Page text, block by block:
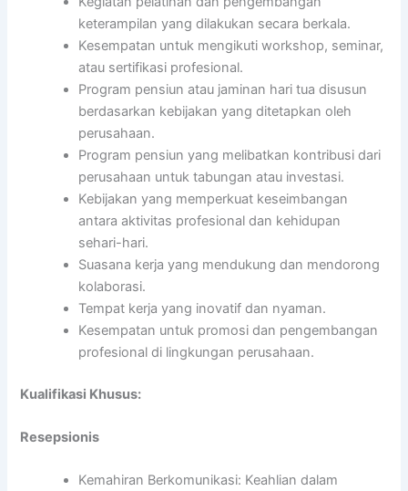
keterampilan yang dilakukan secara berkala.
Kesempatan untuk mengikuti workshop, seminar,
atau sertifikasi profesional.
Program pensiun atau jaminan hari tua disusun
berdasarkan kebijakan yang ditetapkan oleh
perusahaan.
Program pensiun yang melibatkan kontribusi dari
perusahaan untuk tabungan atau investasi.
Kebijakan yang memperkuat keseimbangan
antara aktivitas profesional dan kehidupan
sehari-hari.
Suasana kerja yang mendukung dan mendorong
kolaborasi.
Tempat kerja yang inovatif dan nyaman.
Kesempatan untuk promosi dan pengembangan
profesional di lingkungan perusahaan.
Kualifikasi Khusus:
Resepsionis
Kemahiran Berkomunikasi: Keahlian dalam